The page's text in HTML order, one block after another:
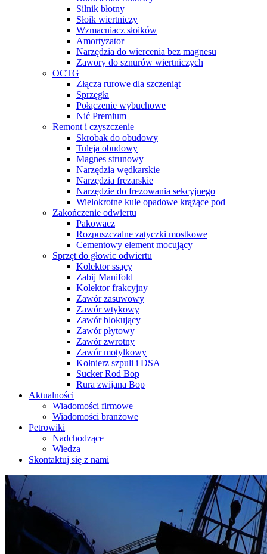
Silnik błotny
Słoik wiertniczy
Wzmacniacz słoików
Amortyzator
Narzędzia do wiercenia bez magnesu
Zawory do sznurów wiertniczych
OCTG
Złącza rurowe dla szczeniąt
Sprzęgła
Połączenie wybuchowe
Nić Premium
Remont i czyszczenie
Skrobak do obudowy
Tuleja obudowy
Magnes strunowy
Narzędzia wędkarskie
Narzędzia frezarskie
Narzędzie do frezowania sekcyjnego
Wielokrotne kule opadowe krążące pod
Zakończenie odwiertu
Pakowacz
Rozpuszczalne zatyczki mostkowe
Cementowy element mocujący
Sprzęt do głowic odwiertu
Kolektor ssący
Zabij Manifold
Kolektor frakcyjny
Zawór zasuwowy
Zawór wtykowy
Zawór blokujący
Zawór płytowy
Zawór zwrotny
Zawór motylkowy
Kołnierz szpuli i DSA
Sucker Rod Bop
Rura zwijana Bop
Aktualności
Wiadomości firmowe
Wiadomości branżowe
Petrowiki
Nadchodzące
Wiedza
Skontaktuj się z nami